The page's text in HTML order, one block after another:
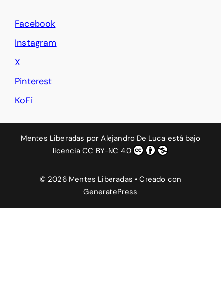
Facebook
Instagram
X
Pinterest
KoFi
Mentes Liberadas porAlejandro De Luca está bajo
licenciaCC BY-NC 4.0
© 2026 Mentes Liberadas • Creado con
GeneratePress